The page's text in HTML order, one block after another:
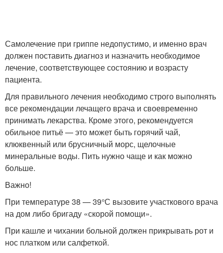
Самолечение при гриппе недопустимо, и именно врач
должен поставить диагноз и назначить необходимое
лечение, соответствующее состоянию и возрасту
пациента.
Для правильного лечения необходимо строго выполнять
все рекомендации лечащего врача и своевременно
принимать лекарства. Кроме этого, рекомендуется
обильное питьё — это может быть горячий чай,
клюквенный или брусничный морс, щелочные
минеральные воды. Пить нужно чаще и как можно
больше.
Важно!
При температуре 38 — 39°С вызовите участкового врача
на дом либо бригаду «скорой помощи».
При кашле и чихании больной должен прикрывать рот и
нос платком или салфеткой.